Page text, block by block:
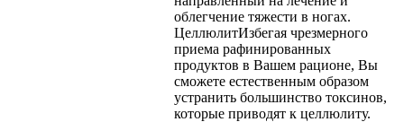
облегчение тяжести в ногах.
ЦеллюлитИзбегая чрезмерного
приема рафинированных
продуктов в Вашем рационе, Вы
сможете естественным образом
устранить большинство токсинов,
которые приводят к целлюлиту.